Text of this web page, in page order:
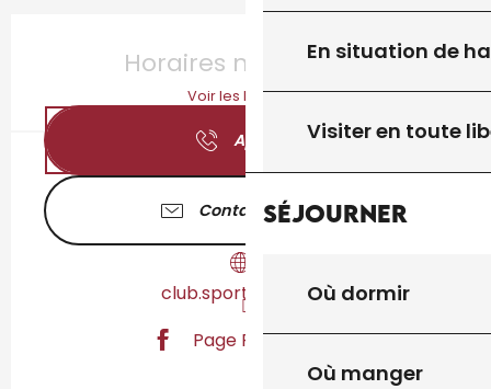
En situation de
Visiter en toute
Séjourner
Où dormir
Où manger
Horaires non définis
Voir les horaires
Appeler
Contactez-nous
club.sportsregion.fr
Page Facebook